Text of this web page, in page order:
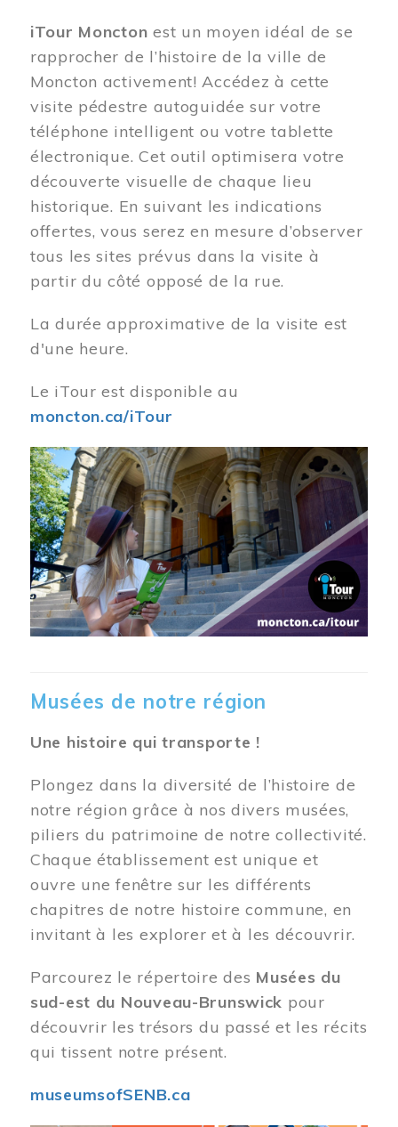
iTour Moncton est un moyen idéal de se
rapprocher de l’histoire de la ville de
Moncton activement! Accédez à cette
visite pédestre autoguidée sur votre
téléphone intelligent ou votre tablette
électronique. Cet outil optimisera votre
découverte visuelle de chaque lieu
historique. En suivant les indications
offertes, vous serez en mesure d’observer
tous les sites prévus dans la visite à
partir du côté opposé de la rue.
La durée approximative de la visite est
d'une heure.
Le iTour est disponible au
moncton.ca/iTour
Musées de notre région
Une histoire qui transporte !
Plongez dans la diversité de l’histoire de
notre région grâce à nos divers musées,
piliers du patrimoine de notre collectivité.
Chaque établissement est unique et
ouvre une fenêtre sur les différents
chapitres de notre histoire commune, en
invitant à les explorer et à les découvrir.
Parcourez le répertoire des Musées du
sud-est du Nouveau-Brunswick pour
découvrir les trésors du passé et les récits
qui tissent notre présent.
museumsofSENB.ca